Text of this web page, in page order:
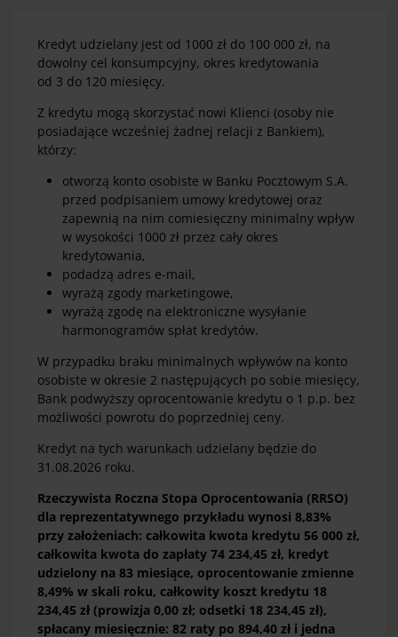
Kredyt udzielany jest od 1000 zł do 100 000 zł, na
dowolny cel konsumpcyjny, okres kredytowania
od 3 do 120 miesięcy.
Z kredytu mogą skorzystać nowi Klienci (osoby nie
posiadające wcześniej żadnej relacji z Bankiem),
którzy:
otworzą konto osobiste w Banku Pocztowym S.A.
przed podpisaniem umowy kredytowej oraz
zapewnią na nim comiesięczny minimalny wpływ
w wysokości 1000 zł przez cały okres
kredytowania,
podadzą adres e-mail,
wyrażą zgody marketingowe,
wyrażą zgodę na elektroniczne wysyłanie
harmonogramów spłat kredytów.
W przypadku braku minimalnych wpływów na konto
osobiste w okresie 2 następujących po sobie miesięcy,
Bank podwyższy oprocentowanie kredytu o 1 p.p. bez
możliwości powrotu do poprzedniej ceny.
Kredyt na tych warunkach udzielany będzie do
31.08.2026 roku.
Rzeczywista Roczna Stopa Oprocentowania (RRSO)
dla reprezentatywnego przykładu wynosi 8,83%
przy założeniach: całkowita kwota kredytu 56 000 zł,
całkowita kwota do zapłaty 74 234,45 zł, kredyt
udzielony na 83 miesiące, oprocentowanie zmienne
8,49% w skali roku, całkowity koszt kredytu 18
234,45 zł (prowizja 0,00 zł; odsetki 18 234,45 zł),
spłacany miesięcznie: 82 raty po 894,40 zł i jedna